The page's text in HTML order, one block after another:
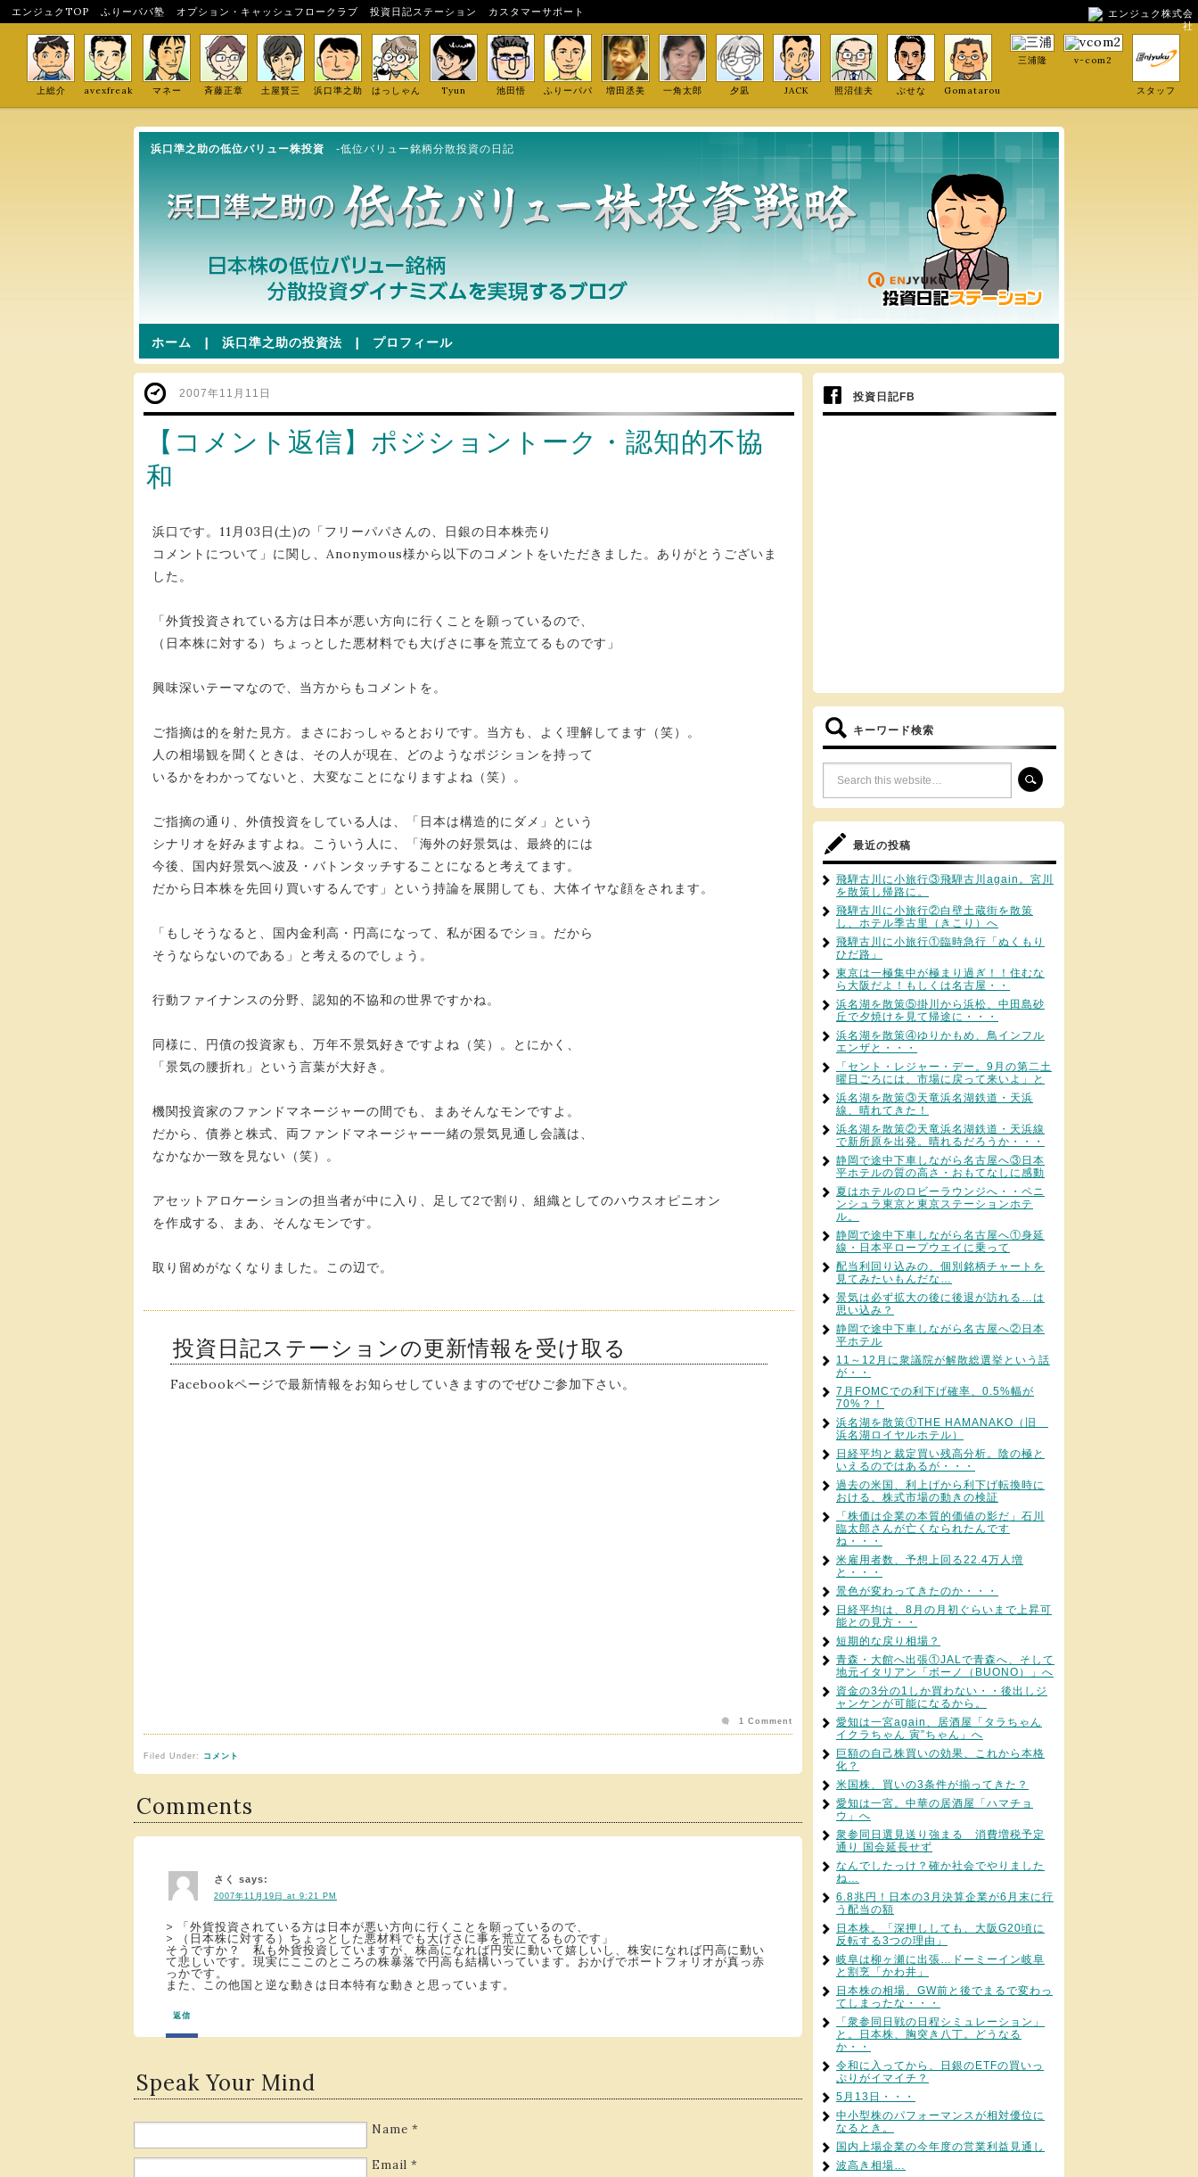
エンジュクTOP ふりーパパ塾 オプション・キャッシュフロークラブ 投資日記ステーション カスタマーサポート
エンジュク株式会
社
上総介 avexfreak マネー 斉藤正章 土屋賢三 浜口準之助 はっしゃん Tyun 池田悟 ふりーパパ 増田丞美 一角太郎 夕凪 JACK 照沼佳夫 ぶせな Gomatarou
三浦隆 v-com2
スタッフ
浜口準之助の低位バリュー株投資 -低位バリュー銘柄分散投資の日記
ホーム | 浜口準之助の投資法 | プロフィール
2007年11月11日
【コメント返信】ポジショントーク・認知的不協
和
浜口です。11月03日(土)の「フリーパパさんの、日銀の日本株売り
コメントについて」に関し、Anonymous様から以下のコメントをいただきました。ありがとうございま
した。
「外貨投資されている方は日本が悪い方向に行くことを願っているので、
（日本株に対する）ちょっとした悪材料でも大げさに事を荒立てるものです」
興味深いテーマなので、当方からもコメントを。
ご指摘は的を射た見方。まさにおっしゃるとおりです。当方も、よく理解してます（笑）。
人の相場観を聞くときは、その人が現在、どのようなポジションを持って
いるかをわかってないと、大変なことになりますよね（笑）。
ご指摘の通り、外債投資をしている人は、「日本は構造的にダメ」という
シナリオを好みますよね。こういう人に、「海外の好景気は、最終的には
今後、国内好景気へ波及・バトンタッチすることになると考えてます。
だから日本株を先回り買いするんです」という持論を展開しても、大体イヤな顔をされます。
「もしそうなると、国内金利高・円高になって、私が困るでショ。だから
そうならないのである」と考えるのでしょう。
行動ファイナンスの分野、認知的不協和の世界ですかね。
同様に、円債の投資家も、万年不景気好きですよね（笑）。とにかく、
「景気の腰折れ」という言葉が大好き。
機関投資家のファンドマネージャーの間でも、まあそんなモンですよ。
だから、債券と株式、両ファンドマネージャー一緒の景気見通し会議は、
なかなか一致を見ない（笑）。
アセットアロケーションの担当者が中に入り、足して2で割り、組織としてのハウスオピニオン
を作成する、まあ、そんなモンです。
取り留めがなくなりました。この辺で。
投資日記ステーションの更新情報を受け取る
Facebookページで最新情報をお知らせしていきますのでぜひご参加下さい。
Filed Under: コメント
1 Comment
Comments
さく says:
2007年11月19日 at 9:21 PM
> 「外貨投資されている方は日本が悪い方向に行くことを願っているので、
> （日本株に対する）ちょっとした悪材料でも大げさに事を荒立てるものです」
そうですか？ 私も外貨投資していますが、株高になれば円安に動いて嬉しいし、株安になれば円高に動い
て悲しいです。現実にここのところの株暴落で円高も結構いっています。おかげでポートフォリオが真っ赤
っかです。
また、この他国と逆な動きは日本特有な動きと思っています。
返信
Speak Your Mind
Name *
Email *
投資日記FB
キーワード検索
最近の投稿
飛騨古川に小旅行③飛騨古川again。宮川
を散策し帰路に。
飛騨古川に小旅行②白壁土蔵街を散策
し、ホテル季古里（きこり）へ
飛騨古川に小旅行①臨時急行「ぬくもり
ひだ路」
東京は一極集中が極まり過ぎ！！住むな
ら大阪だよ！もしくは名古屋・・
浜名湖を散策⑤掛川から浜松、中田島砂
丘で夕焼けを見て帰途に・・・
浜名湖を散策④ゆりかもめ、鳥インフル
エンザと・・・
「セント・レジャー・デー。9月の第二土
曜日ごろには、市場に戻って来いよ」と
浜名湖を散策③天竜浜名湖鉄道・天浜
線、晴れてきた！
浜名湖を散策②天竜浜名湖鉄道・天浜線
で新所原を出発。晴れるだろうか・・・
静岡で途中下車しながら名古屋へ③日本
平ホテルの質の高さ・おもてなしに感動
夏はホテルのロビーラウンジへ・・ペニ
ンシュラ東京と東京ステーションホテ
ル。
静岡で途中下車しながら名古屋へ①身延
線・日本平ロープウエイに乗って
配当利回り込みの、個別銘柄チャートを
見てみたいもんだな…
景気は必ず拡大の後に後退が訪れる…は
思い込み？
静岡で途中下車しながら名古屋へ②日本
平ホテル
11～12月に衆議院が解散総選挙という話
が・・
7月FOMCでの利下げ確率、0.5%幅が
70%？！
浜名湖を散策①THE HAMANAKO（旧
浜名湖ロイヤルホテル）
日経平均と裁定買い残高分析。陰の極と
いえるのではあるが・・・
過去の米国、利上げから利下げ転換時に
おける、株式市場の動きの検証
「株価は企業の本質的価値の影だ」石川
臨太郎さんが亡くなられたんです
ね・・・
米雇用者数、予想上回る22.4万人増
と・・・
景色が変わってきたのか・・・
日経平均は、8月の月初ぐらいまで上昇可
能との見方・・
短期的な戻り相場？
青森・大館へ出張①JALで青森へ、そして
地元イタリアン「ボーノ（BUONO）」へ
資金の3分の1しか買わない・・後出しジ
ャンケンが可能になるから。
愛知は一宮again、居酒屋「タラちゃん
イクラちゃん 寅”ちゃん」へ
巨額の自己株買いの効果、これから本格
化？
米国株、買いの3条件が揃ってきた？
愛知は一宮。中華の居酒屋「ハマチョ
ウ」へ
衆参同日選見送り強まる 消費増税予定
通り 国会延長せず
なんでしたっけ？確か社会でやりました
ね…
6.8兆円！日本の3月決算企業が6月末に行
う配当の額
日本株。「深押ししても、大阪G20頃に
反転する3つの理由」
岐阜は柳ヶ瀬に出張…ドーミーイン岐阜
と割烹「かわ井」
日本株の相場、GW前と後でまるで変わっ
てしまったな・・・
「衆参同日戦の日程シミュレーション」
と。日本株、胸突き八丁。どうなる
か・・
令和に入ってから、日銀のETFの買いっ
ぷりがイマイチ？
5月13日・・・
中小型株のパフォーマンスが相対優位に
なるとき。
国内上場企業の今年度の営業利益見通し
波高き相場…